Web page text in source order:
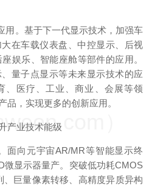
用。基于下一代显示技术，加强车
在车载仪表盘、中控显示、后视
娱乐、智能座舱等部件的应用。
量子点显示等未来显示技术的应
、医疗、工业、商业、会展等领
品，实现更多的创新应用。
产业技术能级
面向元宇宙AR/MR等智能显示终
微显示器量产。突破低功耗CMOS
巨量像素转移、高精度异质异构
）